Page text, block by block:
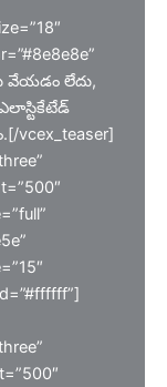
వేయడం లేదు,
vcex_teaser]